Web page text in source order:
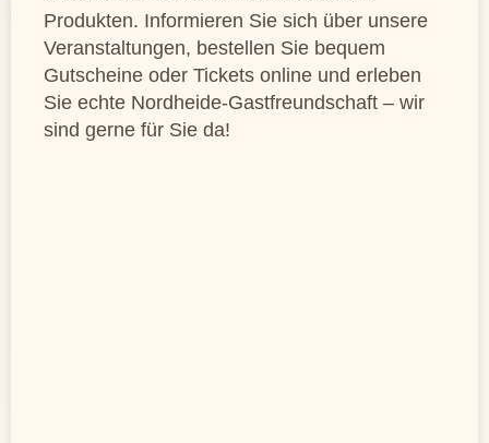
Produkten. Informieren Sie sich über unsere
Veranstaltungen, bestellen Sie bequem
Gutscheine oder Tickets online und erleben
Sie echte Nordheide-Gastfreundschaft – wir
sind gerne für Sie da!